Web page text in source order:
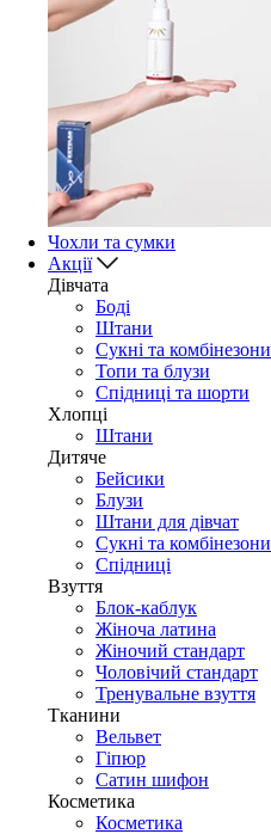
Чохли та сумки
Акції
Дівчата
Боді
Штани
Сукні та комбінезони
Топи та блузи
Спідниці та шорти
Хлопці
Штани
Дитяче
Бейсики
Блузи
Штани для дівчат
Сукні та комбінезони
Спідниці
Взуття
Блок-каблук
Жіноча латина
Жіночий стандарт
Чоловічий стандарт
Тренувальне взуття
Тканини
Вельвет
Гіпюр
Сатин шифон
Косметика
Косметика